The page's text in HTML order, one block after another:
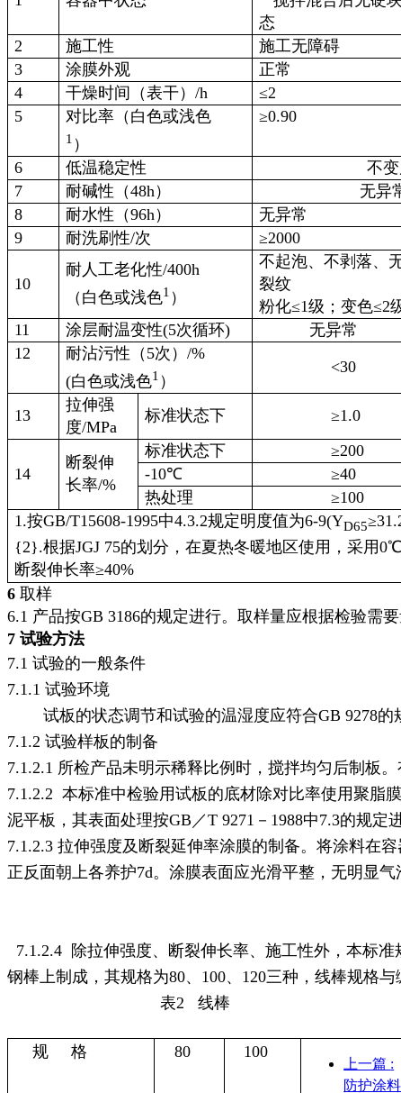
态
2
施工性
施工无障碍
3
涂膜外观
正常
4
干燥时间（表干）/h ≤2
5
对比率（白色或浅色
1 ）
≥0.90
6 低温稳定性
不
7
耐碱性（48h）
无异
8
耐水性（96h） 无异常
9
耐洗刷性/次 ≥2000
10
耐人工老化性/400h
（白色或浅色1 ）
不起泡、不剥落、
裂纹
粉化≤1级；变色≤2
11 涂层耐温变性(5次循环) 无异常
12
耐沾污性（ 5次）/%
(白色或浅色1 ）
<30
13
拉伸强
度/MPa
标准状态下 ≥1.0
14
断裂伸
长率/%
标准状态下 ≥200
-10℃
≥40
热处理
≥100
1.按GB/T15608-1995中4.3.2规定明度值为6-9(YD65
{2}.根据JGJ 75的划分，在夏热冬暖地区使用，采用
断裂伸长率≥40%
6 取样
6.1 产品按GB 3186的规定进行。取样量应根据检验需要
7 试验方法
7.1 试验的一般条件
7.1.1 试验环境
试板的状态调节和试验的温湿度应符合GB 9278的
7.1.2 试验样板的制备
7.1.2.1 所检产品未明示稀释比例时，搅拌均匀后制板
7.1.2.2 本标准中检验用试板的底材除对比率使用聚脂
泥平板，其表面处理按GB／T 9271－1988中7.3的规定进
7.1.2.3 拉伸强度及断裂延伸率涂膜的制备。将涂料在
正反面朝上各养护7d。涂膜表面应光滑平整，无明显
7.1.2.4 除拉伸强度、断裂伸长率、施工性外，本标
钢棒上制成，其规格为80、100、120三种，线棒规格与
表2 线棒
规 格 80 100
上一篇 :
防护涂料